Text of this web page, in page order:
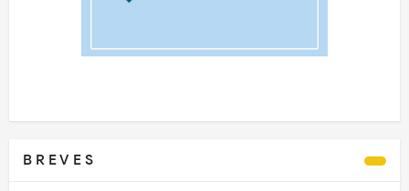
B R E V E S